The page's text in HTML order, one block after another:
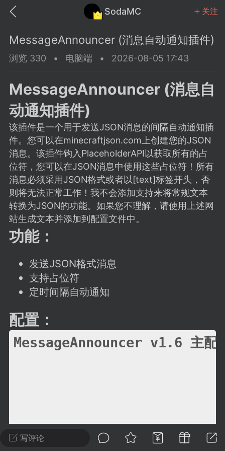
SodaMC 关注
SodaMC
教程 材质 社区
潮涌核心
永久赞助者
11-27 02:06
电脑端 社区规则
议贴】SodaMC 的改进与建议 🧃
社区的建议&反馈板块，欢迎每
在这里畅所欲言，提出你对 社区功能、
、管理方式等方面 的任何想法！...
11
潮涌核心
写评论
MessageAnnouncer (消息自动通知插件)
浏览 330 • 电脑端 • 2026-08-05 17:43
MessageAnnouncer (消息自
动通知插件)
该插件是一个用于发送JSON消息的间隔自动通知插
件。您可以在minecraftjson.com上创建您的JSON
消息。该插件钩入PlaceholderAPI以获取所有的占
位符，您可以在JSON消息中使用这些占位符！所有
消息必须采用JSON格式或者以[text]标签开头，否
则将无法正常工作！我不会添加支持来将常规文本
转换为JSON的功能。如果您不理解，请使用上述网
站生成文本并添加到配置文件中。
功能：
发送JSON格式消息
支持占位符
定时间隔自动通知
配置：
MessageAnnouncer v1.6 主配